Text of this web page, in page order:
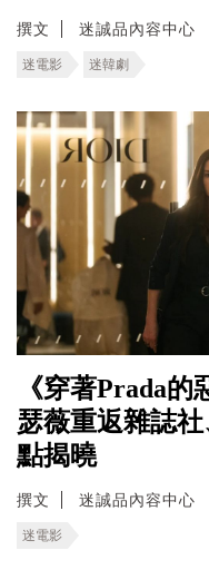
撰文 迷誠品內容中心
迷電影 迷韓劇
《穿著Prada
瑟薇重返雜誌
點揭曉
撰文 迷誠品內容中心
迷電影